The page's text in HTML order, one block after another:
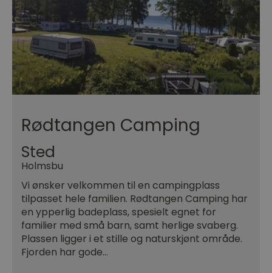
Rødtangen Camping
Sted
Holmsbu
Vi ønsker velkommen til en campingplass
tilpasset hele familien. Rødtangen Camping har
en ypperlig badeplass, spesielt egnet for
familier med små barn, samt herlige svaberg.
Plassen ligger i et stille og naturskjønt område.
Fjorden har gode…